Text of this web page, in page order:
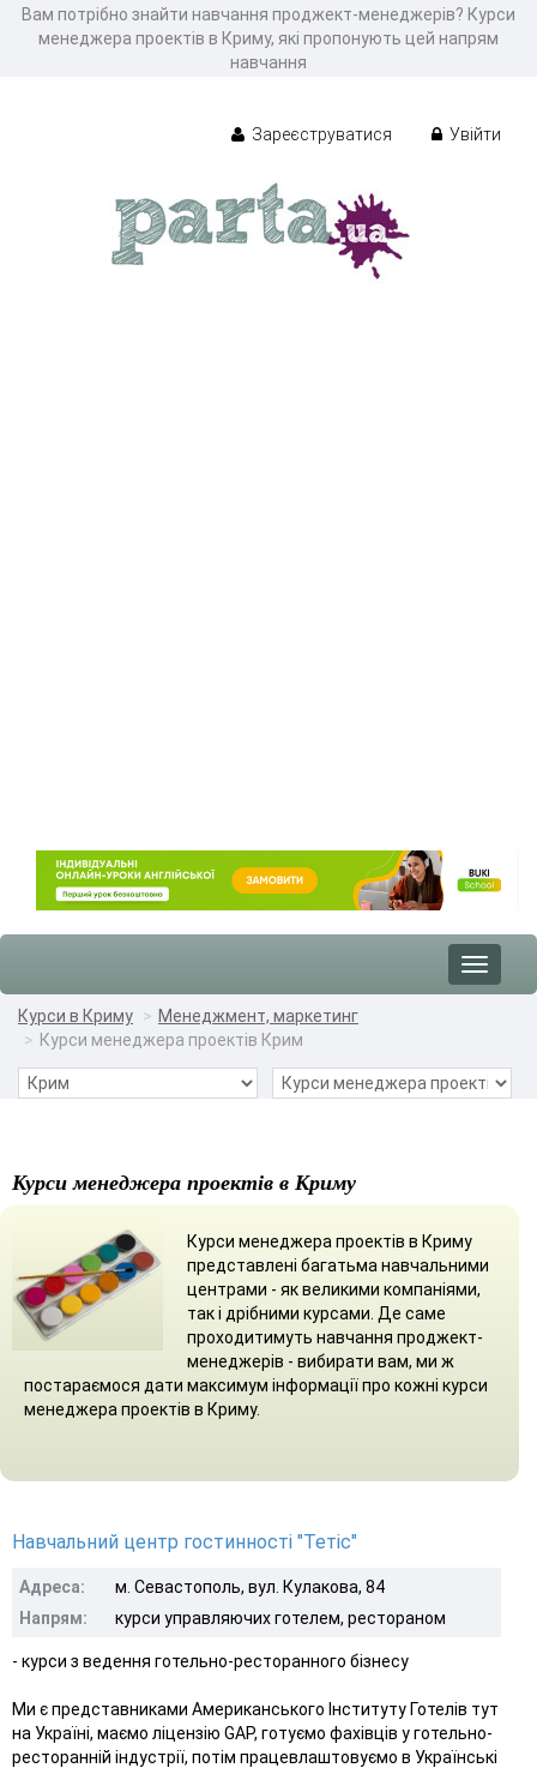
Вам потрібно знайти навчання проджект-менеджерів? Курси
менеджера проектів в Криму, які пропонують цей напрям
навчання
Зареєструватися Увійти
Toggle
Курси в Криму
Менеджмент, маркетинг
Курси менеджера проектів Крим
Курси менеджера проектів в Криму
Курси менеджера проектів в Криму
представлені багатьма навчальними
центрами - як великими компаніями,
так і дрібними курсами. Де саме
проходитимуть навчання проджект-
менеджерів - вибирати вам, ми ж
постараємося дати максимум інформації про кожні курси
менеджера проектів в Криму.
Навчальний центр гостинності "Тетіс"
Адреса:
м. Севастополь, вул. Кулакова, 84
Напрям:
курси управляючих готелем, рестораном
- курси з ведення готельно-ресторанного бізнесу
Ми є представниками Американського Інституту Готелів тут
на Україні, маємо ліцензію GAP, готуємо фахівців у готельно-
ресторанній індустрії, потім працевлаштовуємо в Українські